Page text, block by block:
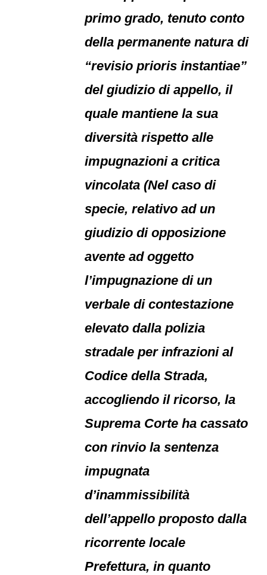
primo grado, tenuto conto
della permanente natura di
“revisio prioris instantiae”
del giudizio di appello, il
quale mantiene la sua
diversità rispetto alle
impugnazioni a critica
vincolata (Nel caso di
specie, relativo ad un
giudizio di opposizione
avente ad oggetto
l’impugnazione di un
verbale di contestazione
elevato dalla polizia
stradale per infrazioni al
Codice della Strada,
accogliendo il ricorso, la
Suprema Corte ha cassato
con rinvio la sentenza
impugnata
d’inammissibilità
dell’appello proposto dalla
ricorrente locale
Prefettura, in quanto